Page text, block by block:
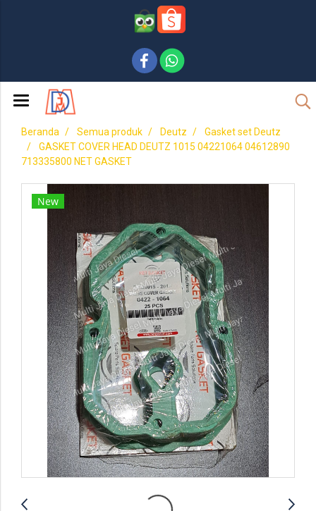
Beranda Semua produk Deutz
Gasket set Deutz
GASKET COVER HEAD DEUTZ 1015 04221064 04612890
713335800 NET GASKET
New